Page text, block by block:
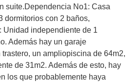
suite.Dependencia No1: Casa
dormitorios con 2 baños,
Unidad independiente de 1
Además hay un garaje
un ampliopiscina de 64m2,
de 31m2. Además de esto, hay
los que probablemente haya